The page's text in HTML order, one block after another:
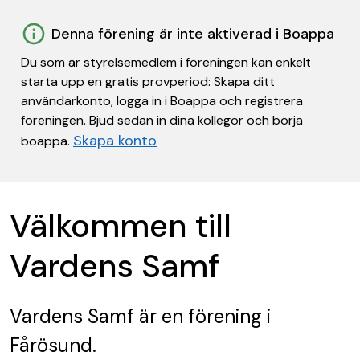
Denna förening är inte aktiverad i Boappa
Du som är styrelsemedlem i föreningen kan enkelt
starta upp en gratis provperiod: Skapa ditt
användarkonto, logga in i Boappa och registrera
föreningen. Bjud sedan in dina kollegor och börja
boappa. Skapa konto
Välkommen till
Vardens Samf
Vardens Samf är en förening i
Fårösund.